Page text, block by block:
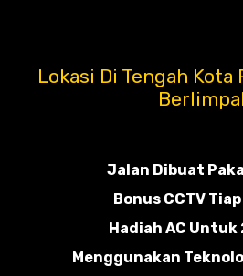
Lokasi Di Tengah Kota
Jalan Dibuat
Bonus CCTV
Hadiah AC Untuk
Menggunakan